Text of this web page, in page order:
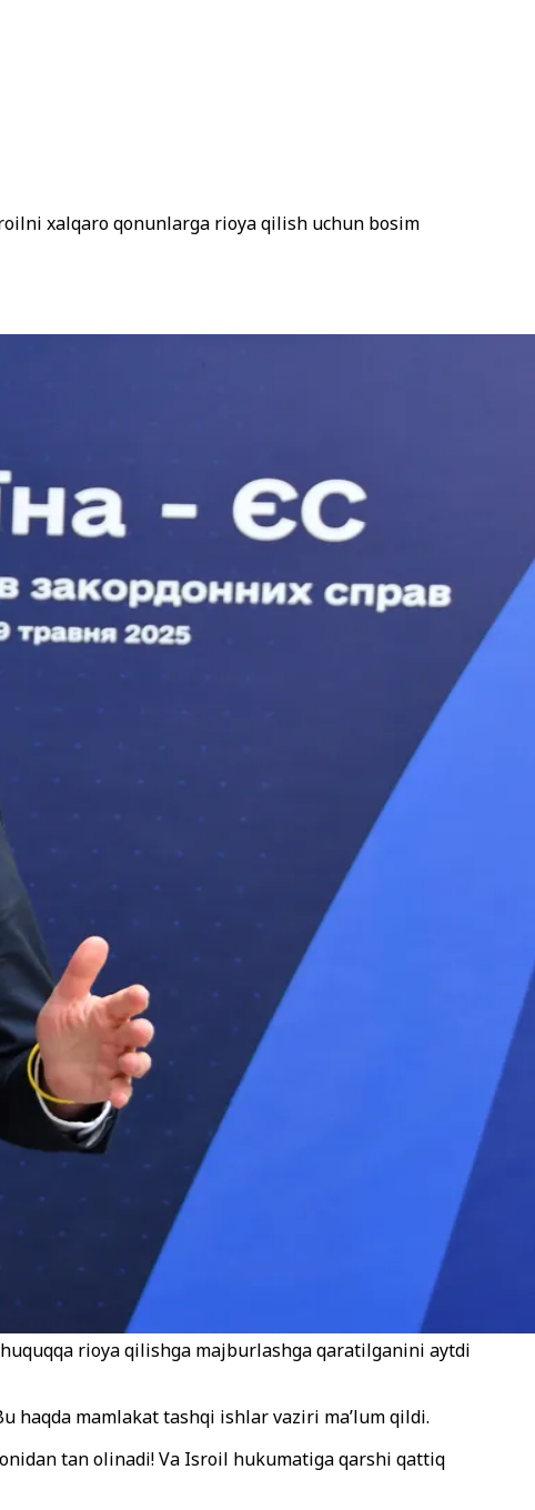
xalqaro qonunlarga rioya qilish uchun bosim
rioya qilishga majburlashga qaratilganini aytdi
haqda mamlakat tashqi ishlar vaziri ma’lum qildi.
tan olinadi! Va Isroil hukumatiga qarshi qattiq